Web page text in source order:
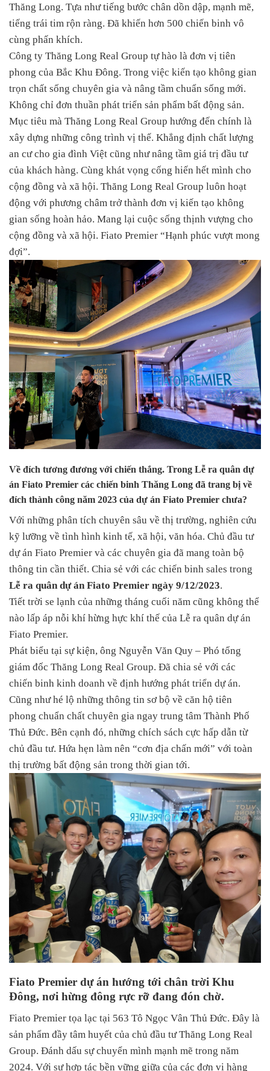
Thăng Long. Tựa như tiếng bước chân dồn dập, mạnh mẽ,
tiếng trái tim rộn ràng. Đã khiến hơn 500 chiến binh vô
cùng phấn khích.
Công ty Thăng Long Real Group tự hào là đơn vị tiên
phong của Bắc Khu Đông. Trong việc kiến tạo không gian
trọn chất sống chuyên gia và nâng tầm chuẩn sống mới.
Không chỉ đơn thuần phát triển sản phẩm bất động sản.
Mục tiêu mà Thăng Long Real Group hướng đến chính là
xây dựng những công trình vị thế. Khẳng định chất lượng
an cư cho gia đình Việt cũng như nâng tầm giá trị đầu tư
của khách hàng. Cùng khát vọng cống hiến hết mình cho
cộng đồng và xã hội. Thăng Long Real Group luôn hoạt
động với phương châm trở thành đơn vị kiến tạo không
gian sống hoàn hảo. Mang lại cuộc sống thịnh vượng cho
cộng đồng và xã hội. Fiato Premier “Hạnh phúc vượt mong
đợi”.
Về đích tương đương với chiến thắng. Trong Lễ ra quân dự
án Fiato Premier các chiến binh Thăng Long đã trang bị về
đích thành công năm 2023 của dự án Fiato Premier chưa?
Với những phân tích chuyên sâu về thị trường, nghiên cứu
kỹ lưỡng về tình hình kinh tế, xã hội, văn hóa. Chủ đầu tư
dự án Fiato Premier và các chuyên gia đã mang toàn bộ
thông tin cần thiết. Chia sẻ với các chiến binh sales trong
Lễ ra quân dự án Fiato Premier ngày 9/12/2023.
Tiết trời se lạnh của những tháng cuối năm cũng không thể
nào lấp áp nỗi khí hừng hực khí thế của Lễ ra quân dự án
Fiato Premier.
Phát biểu tại sự kiện, ông Nguyễn Văn Quy – Phó tổng
giám đốc Thăng Long Real Group. Đã chia sẻ với các
chiến binh kinh doanh về định hướng phát triển dự án.
Cũng như hé lộ những thông tin sơ bộ về căn hộ tiên
phong chuẩn chất chuyên gia ngay trung tâm Thành Phố
Thủ Đức. Bên cạnh đó, những chích sách cực hấp dẫn từ
chủ đầu tư. Hứa hẹn làm nên “cơn địa chấn mới” với toàn
thị trường bất động sản trong thời gian tới.
Fiato Premier dự án hướng tới chân trời Khu
Đông, nơi hừng đông rực rỡ đang đón chờ.
Fiato Premier tọa lạc tại 563 Tô Ngọc Vân Thủ Đức. Đây là
sản phẩm đầy tâm huyết của chủ đầu tư Thăng Long Real
Group. Đánh dấu sự chuyển mình mạnh mẽ trong năm
2024. Với sự hợp tác bền vững giữa của các đơn vị hàng